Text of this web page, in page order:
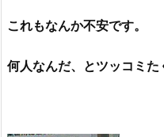
これもなんか不安です。
何人なんだ、とツッコミた